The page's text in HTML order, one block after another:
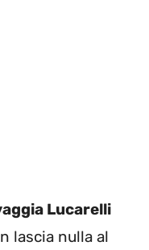
Lucarelli
lascia nulla al